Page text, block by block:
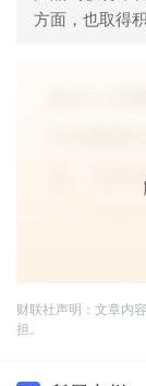
方面，也取得
财联社声明：文章内
担。